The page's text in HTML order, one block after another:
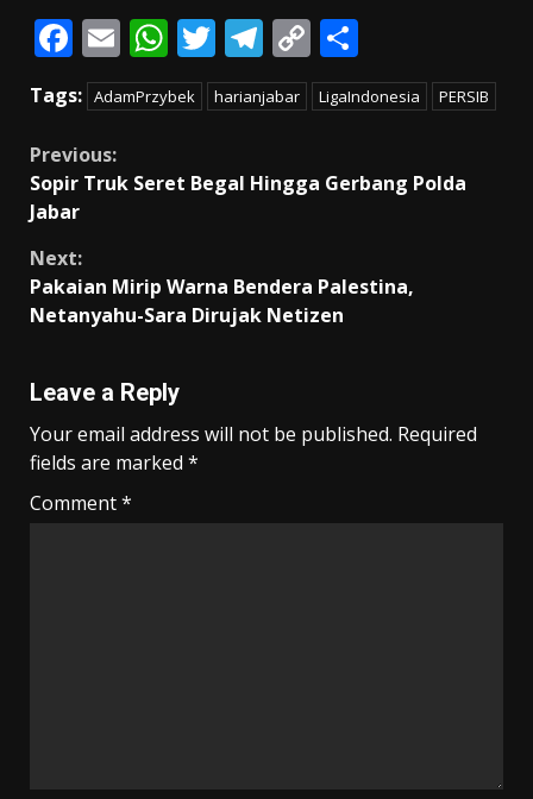
F
ac
e
b
o
o
k
E
m
ai
W
h
at
A
p
T
w
itt
T
el
e
a
C
o
p
Li
k
h
ar
Tags: AdamPrzybek harianjabar LigaIndonesia PERSIB
Continue
Reading
Previous:
Sopir Truk Seret Begal Hingga Gerbang Polda
Jabar
Next:
Pakaian Mirip Warna Bendera Palestina,
Netanyahu-Sara Dirujak Netizen
Leave a Reply
Your email address will not be published. Required
fields are marked *
Comment*